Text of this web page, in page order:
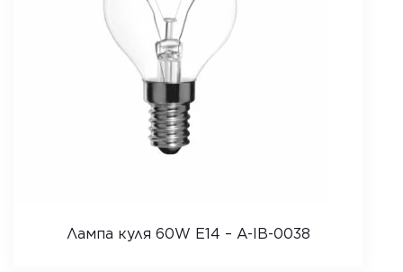
Лампа куля 60W E14 – A-IB-0038